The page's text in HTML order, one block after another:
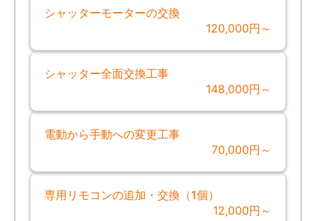
シャッターモーターの交換
120,000円～
シャッター全面交換工事
148,000円～
電動から手動への変更工事
70,000円～
専用リモコンの追加・交換（1個）
12,000円～